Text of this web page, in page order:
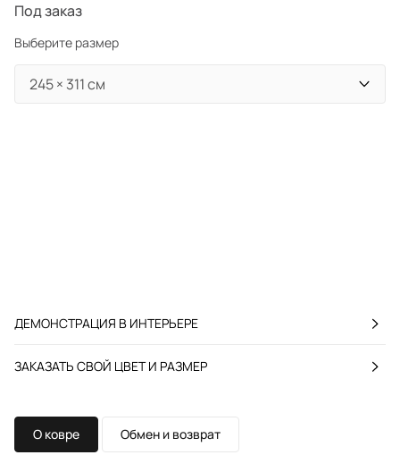
Под заказ
Выберите размер
ДЕМОНСТРАЦИЯ В ИНТЕРЬЕРЕ
ЗАКАЗАТЬ СВОЙ ЦВЕТ И РАЗМЕР
О ковре Обмен и возврат